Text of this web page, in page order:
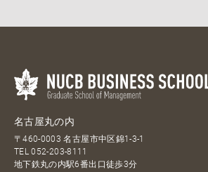
名古屋丸の内
〒460-0003 名古屋市中区錦1-3-1
TEL052-203-8111
地下鉄丸の内駅6番出口徒歩3分